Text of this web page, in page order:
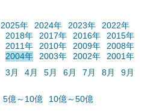
2025年 2024年 2023年
2022年
2018年 2017年 2016年
2015年
2011年 2010年 2009年
2008年
2004年 2003年 2002年
2001年
3月 4月 5月 6月 7月 8月
9月
5億～10億
10億～50億